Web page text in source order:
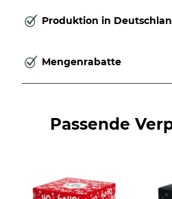
Produktion in
Mengenrabatte
Passende